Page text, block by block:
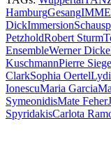
HamburgGesang
DickImmersion
PetzholdRobert Sturm
EnsembleWerner
KuschmannPierre
ClarkSophia Oertel
IonescuMaria Garcia
SymeonidisMate Feher
SpyridakisCarlota